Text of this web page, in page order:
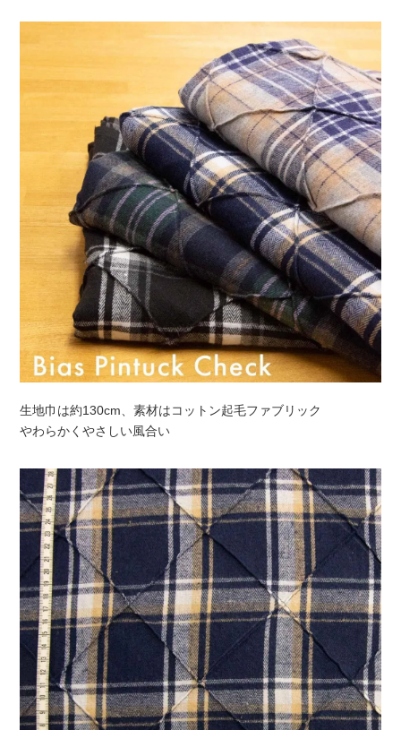
生地巾は約130cm、素材はコットン起毛ファブリック
やわらかくやさしい風合い